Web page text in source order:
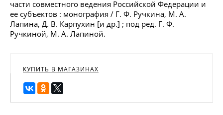
части совместного ведения Российской Федерации и
ее субъектов : монография / Г. Ф. Ручкина, М. А.
Лапина, Д. В. Карпухин [и др.] ; под ред. Г. Ф.
Ручкиной, М. А. Лапиной.
КУПИТЬ В МАГАЗИНАХ